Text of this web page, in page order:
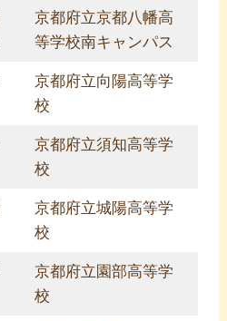
京都府立京都八幡高
等学校南キャンパス
京都府立向陽高等学
校
京都府立須知高等学
校
京都府立城陽高等学
校
京都府立園部高等学
校